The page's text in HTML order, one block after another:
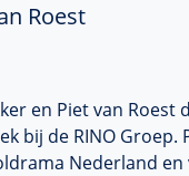
Roest
en Piet van
bij de RINO
Nederland